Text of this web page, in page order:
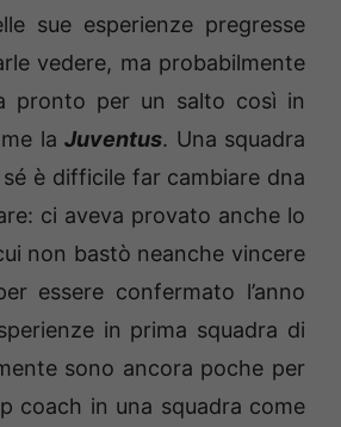
sue esperienze pregresse
vedere, ma probabilmente
pronto per un salto così in
la Juventus. Una squadra
è difficile far cambiare dna
ci aveva provato anche lo
non bastò neanche vincere
essere confermato l’anno
in prima squadra di
sono ancora poche per
coach in una squadra come